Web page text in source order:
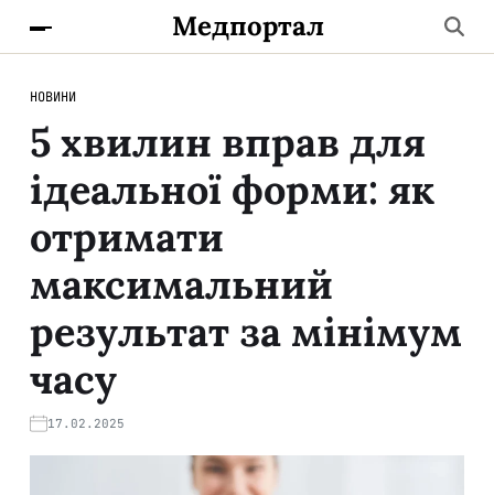
Медпортал
НОВИНИ
5 хвилин вправ для
ідеальної форми: як
отримати
максимальний
результат за мінімум
часу
17.02.2025